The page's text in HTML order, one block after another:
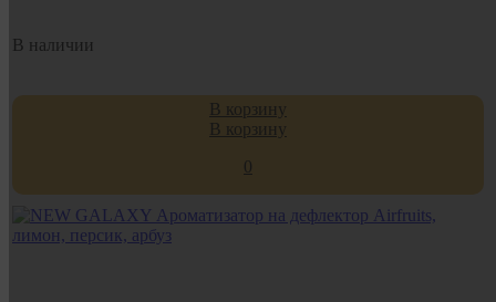
В наличии
В корзину
В корзину
0